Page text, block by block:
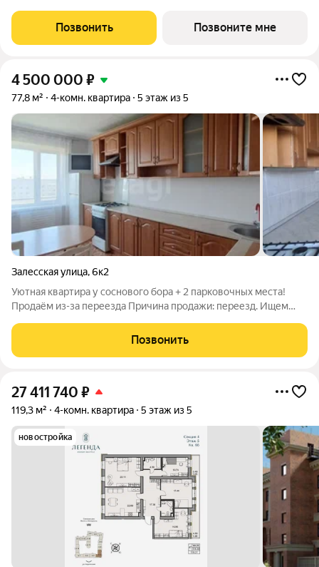
Юнеско Церковь Иоанна Златоуста и памятник 18 века. Проект
граничит с природным парком на
Позвонить Позвоните мне
4 500 000 ₽
77,8 м² 4-комн. квартира 5 этаж из 5
Залесская улица,6к2
Уютная квартира у соснового бора + 2 парковочных места!
Продаём из-за переезда Причина продажи: переезд. Ищем
ИНФРАСТРУКТУРА Чистый, зелёный район с уникальной
Позвонить
27 411 740 ₽
119,3 м² 4-комн. квартира 5 этаж из 5
новостройка